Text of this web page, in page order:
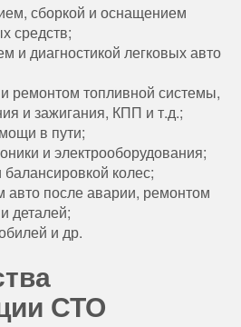
сборкой и оснащением
средств;
и диагностикой легковых авто
ремонтом топливной системы,
и зажигания, КПП и т.д.;
в пути;
и электрооборудования;
колес;
авто после аварии, ремонтом
деталей;
и др.
СТО